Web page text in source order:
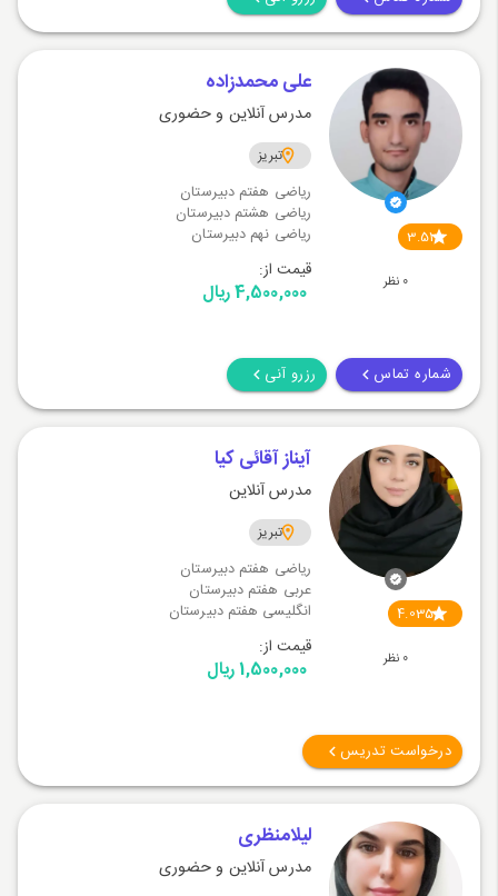
3.51
0 نظر
علی محمدزاده
مدرس آنلاین و حضوری
تبریز
ریاضی هفتم دبیرستان
ریاضی هشتم دبیرستان
ریاضی نهم دبیرستان
قیمت از:
4,500,000 ریال
شماره تماس رزرو آنی
4.035
0 نظر
آیناز آقائی کیا
مدرس آنلاین
تبریز
ریاضی هفتم دبیرستان
عربی هفتم دبیرستان
انگلیسی هفتم دبیرستان
قیمت از:
1,500,000 ریال
درخواست تدریس
لیلامنظری
مدرس آنلاین و حضوری